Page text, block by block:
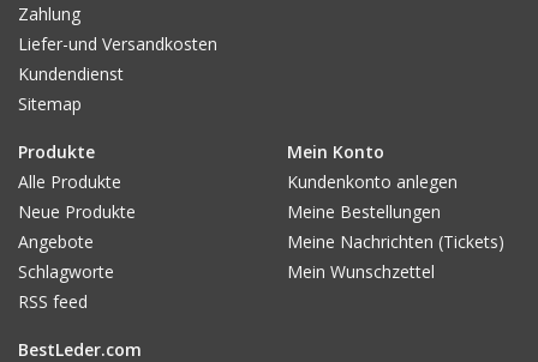
Zahlung
Liefer-und Versandkosten
Kundendienst
Sitemap
Produkte
Alle Produkte
Neue Produkte
Angebote
Schlagworte
RSS feed
Mein Konto
Kundenkonto anlegen
Meine Bestellungen
Meine Nachrichten (Tickets)
Mein Wunschzettel
BestLeder.com